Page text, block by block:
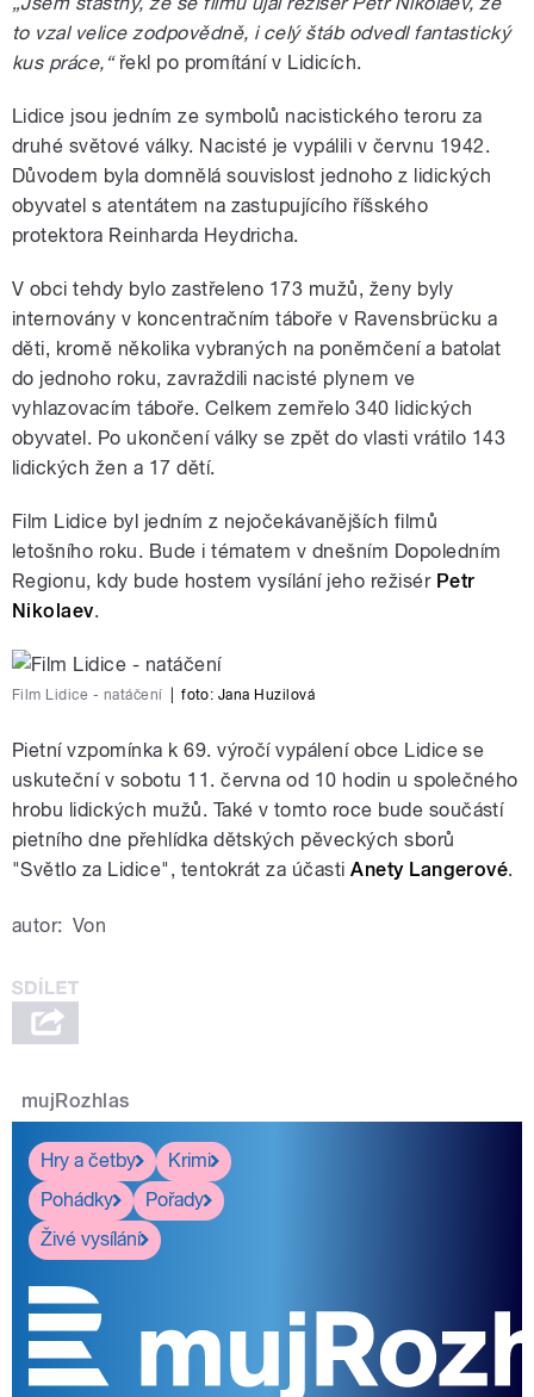
to vzal velice zodpovědně, i celý štáb odvedl fantastický
kus práce,“řekl po promítání v Lidicích.
Lidice jsou jedním ze symbolů nacistického teroru za
druhé světové války. Nacisté je vypálili v červnu 1942.
Důvodem byla domnělá souvislost jednoho z lidických
obyvatel s atentátem na zastupujícího říšského
protektora Reinharda Heydricha.
V obci tehdy bylo zastřeleno 173 mužů, ženy byly
internovány v koncentračním táboře v Ravensbrücku a
děti, kromě několika vybraných na poněmčení a batolat
do jednoho roku, zavraždili nacisté plynem ve
vyhlazovacím táboře. Celkem zemřelo 340 lidických
obyvatel. Po ukončení války se zpět do vlasti vrátilo 143
lidických žen a 17 dětí.
Film Lidice byl jedním z nejočekávanějších filmů
letošního roku. Bude i tématem v dnešním Dopoledním
Regionu, kdy bude hostem vysílání jeho režisér Petr
Nikolaev.
Film Lidice - natáčení foto: Jana Huzilová
Pietní vzpomínka k 69. výročí vypálení obce Lidice se
uskuteční v sobotu 11. června od 10 hodin u společného
hrobu lidických mužů. Také v tomto roce bude součástí
pietního dne přehlídka dětských pěveckých sborů
"Světlo za Lidice", tentokrát za účastiAnety Langerové.
autor: Von
mujRozhlas
Hry a četby
Krimi
Pohádky
Pořady
Živé vysílání